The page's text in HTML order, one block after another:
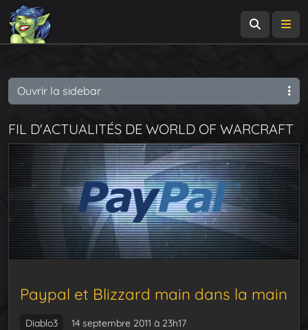
FIL D'ACTUALITÉS DE WORLD OF WARCRAFT
Paypal et Blizzard main dans la main
Diablo3 14 septembre 2011 à 23h17
Ouvrir la sidebar